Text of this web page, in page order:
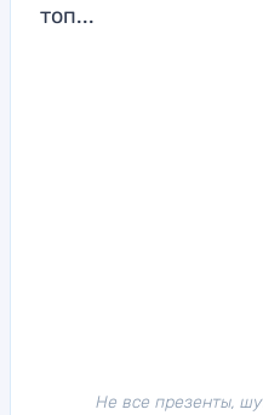
топ...
Не все презенты,